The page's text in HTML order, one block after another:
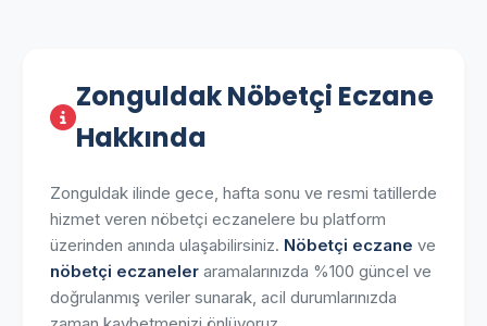
Zonguldak Nöbetçi Eczane
Hakkında
Zonguldak ilinde gece, hafta sonu ve resmi tatillerde
hizmet veren nöbetçi eczanelere bu platform
üzerinden anında ulaşabilirsiniz. Nöbetçi eczane ve
nöbetçi eczaneler aramalarınızda %100 güncel ve
doğrulanmış veriler sunarak, acil durumlarınızda